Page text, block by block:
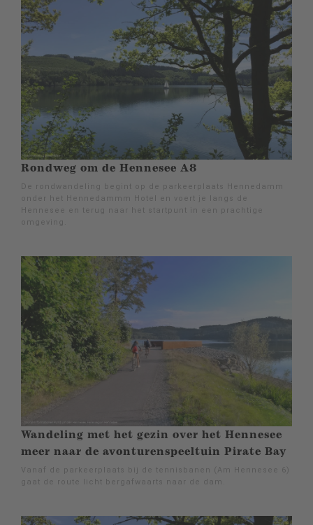
Rondweg om de Hennesee A8
De rondwandeling begint op de parkeerplaats Hennedamm
onder het Hennedammm Hotel en voert je langs de
Hennesee en terug naar het startpunt in een prachtige
omgeving.
Wandeling met het gezin over het Hennesee
meer naar de avonturenspeeltuin Pirate Bay
Vanaf de parkeerplaats bij de tennisbanen (Am Hennesee 6)
gaat de route licht bergafwaarts naar de dam.